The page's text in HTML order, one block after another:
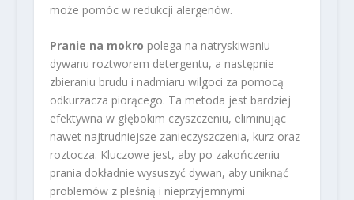
może pomóc w redukcji alergenów.
Pranie na mokro polega na natryskiwaniu
dywanu roztworem detergentu, a następnie
zbieraniu brudu i nadmiaru wilgoci za pomocą
odkurzacza piorącego. Ta metoda jest bardziej
efektywna w głębokim czyszczeniu, eliminując
nawet najtrudniejsze zanieczyszczenia, kurz oraz
roztocza. Kluczowe jest, aby po zakończeniu
prania dokładnie wysuszyć dywan, aby uniknąć
problemów z pleśnią i nieprzyjemnymi